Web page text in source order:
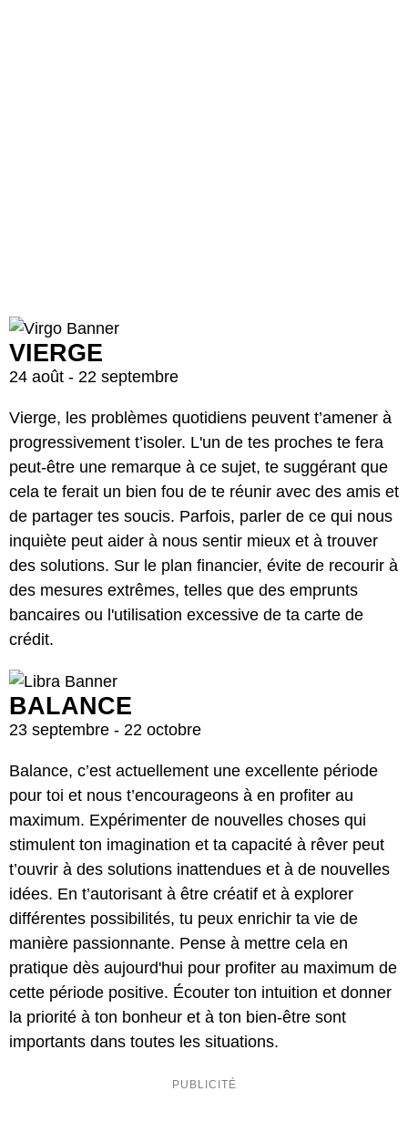
VIERGE
24 août - 22 septembre
Vierge, les problèmes quotidiens peuvent t’amener à
progressivement t’isoler. L'un de tes proches te fera
peut-être une remarque à ce sujet, te suggérant que
cela te ferait un bien fou de te réunir avec des amis et
de partager tes soucis. Parfois, parler de ce qui nous
inquiète peut aider à nous sentir mieux et à trouver
des solutions. Sur le plan financier, évite de recourir à
des mesures extrêmes, telles que des emprunts
bancaires ou l'utilisation excessive de ta carte de
crédit.
BALANCE
23 septembre - 22 octobre
Balance, c’est actuellement une excellente période
pour toi et nous t’encourageons à en profiter au
maximum. Expérimenter de nouvelles choses qui
stimulent ton imagination et ta capacité à rêver peut
t’ouvrir à des solutions inattendues et à de nouvelles
idées. En t’autorisant à être créatif et à explorer
différentes possibilités, tu peux enrichir ta vie de
manière passionnante. Pense à mettre cela en
pratique dès aujourd'hui pour profiter au maximum de
cette période positive. Écouter ton intuition et donner
la priorité à ton bonheur et à ton bien-être sont
importants dans toutes les situations.